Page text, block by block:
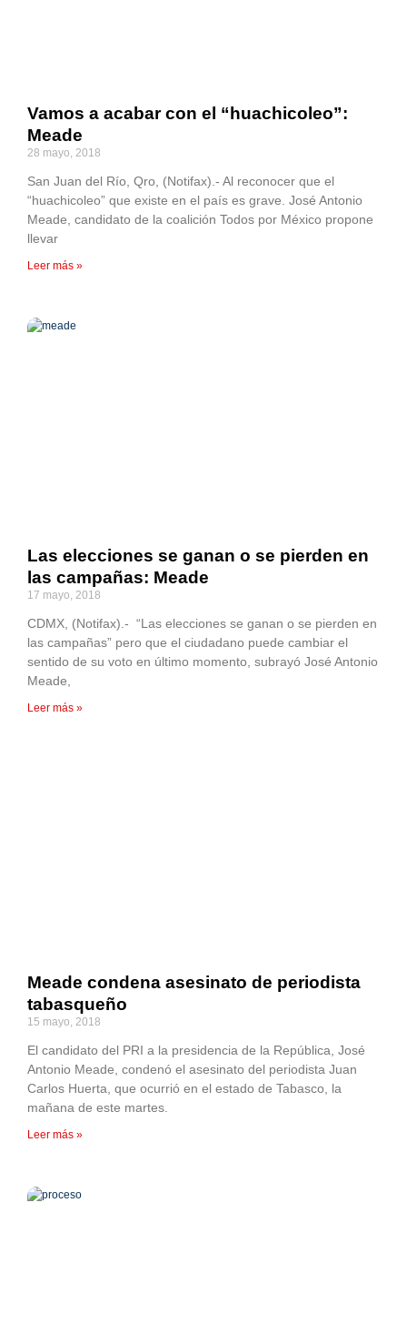
Vamos a acabar con el “huachicoleo”:
Meade
28 mayo, 2018
San Juan del Río, Qro, (Notifax).- Al reconocer que el
“huachicoleo” que existe en el país es grave. José Antonio
Meade, candidato de la coalición Todos por México propone
llevar
Leer más »
Las elecciones se ganan o se pierden en
las campañas: Meade
17 mayo, 2018
CDMX, (Notifax).- “Las elecciones se ganan o se pierden en
las campañas” pero que el ciudadano puede cambiar el
sentido de su voto en último momento, subrayó José Antonio
Meade,
Leer más »
Meade condena asesinato de periodista
tabasqueño
15 mayo, 2018
El candidato del PRI a la presidencia de la República, José
Antonio Meade, condenó el asesinato del periodista Juan
Carlos Huerta, que ocurrió en el estado de Tabasco, la
mañana de este martes.
Leer más »